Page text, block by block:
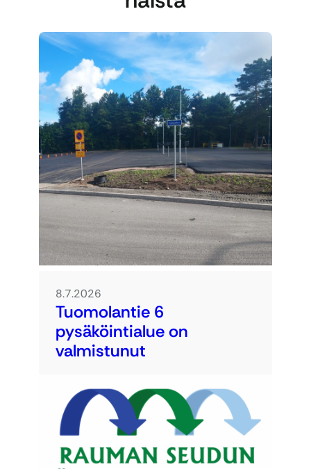
8.7.2026
Tuomolantie 6
pysäköintialue on
valmistunut